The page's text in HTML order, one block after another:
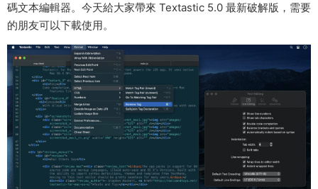
碼文本編輯器。今天給大家帶來 Textastic 5.0 最新破解版，需要
的朋友可以下載使用。